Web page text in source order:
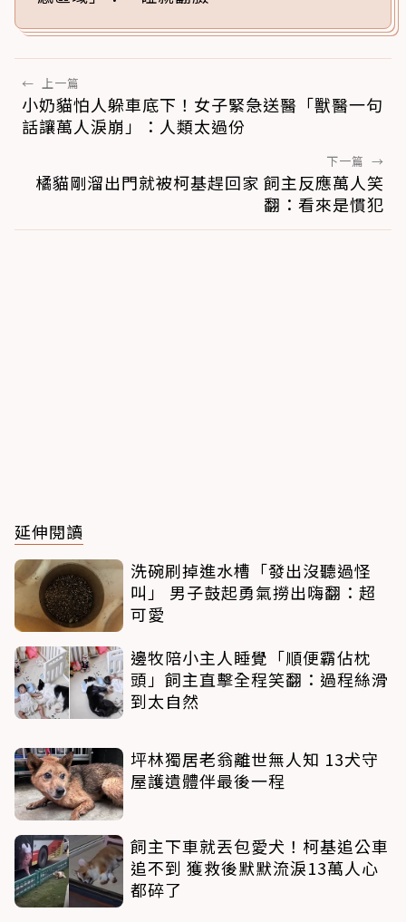
← 上一篇
小奶貓怕人躲車底下！女子緊急送醫「獸醫一句
話讓萬人淚崩」：人類太過份
下一篇 →
橘貓剛溜出門就被柯基趕回家 飼主反應萬人笑
翻：看來是慣犯
延伸閱讀
洗碗刷掉進水槽「發出沒聽過怪
叫」 男子鼓起勇氣撈出嗨翻：超
可愛
邊牧陪小主人睡覺「順便霸佔枕
頭」飼主直擊全程笑翻：過程絲滑
到太自然
坪林獨居老翁離世無人知 13犬守
屋護遺體伴最後一程
飼主下車就丟包愛犬！柯基追公車
追不到 獲救後默默流淚13萬人心
都碎了